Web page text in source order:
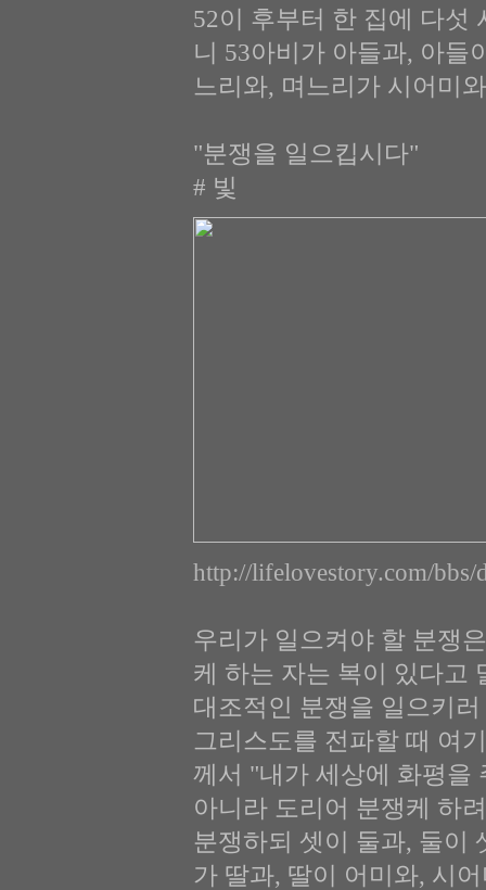
52이 후부터 한 집에 다섯
니 53아비가 아들과, 아들
느리와, 며느리가 시어미
"분쟁을 일으킵시다"
# 빛
http://lifelovestory.com/bbs/
우리가 일으켜야 할 분쟁
케 하는 자는 복이 있다고
대조적인 분쟁을 일으키
그리스도를 전파할 때 여
께서 "내가 세상에 화평을
아니라 도리어 분쟁케 하
분쟁하되 셋이 둘과, 둘이
가 딸과, 딸이 어미와, 시